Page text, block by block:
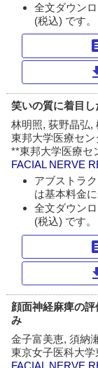
全文ダウン
(税込) です。
笑いの質に着目
林明照, 荻野晶弘,
東邦大学医療セ
**東邦大学医療セ
FACIAL NERVE
アブストラ
は基本料金に
全文ダウン
(税込) です。
顔面神経麻痺の
み
金子富美恵, 須納
東京女子医科大
FACIAL NERVE